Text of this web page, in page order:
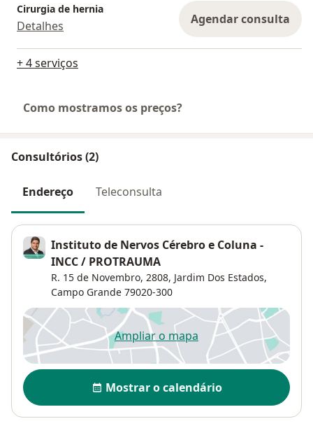
Cirurgia de hernia
Detalhes Agendar consulta
+ 4 serviços
Como mostramos os preços?
Consultórios (2)
Endereço Teleconsulta
Instituto de Nervos Cérebro e Coluna -
INCC / PROTRAUMA
R. 15 de Novembro, 2808, Jardim Dos Estados,
Campo Grande 79020-300
Ampliar o mapaabre num novo separador
Disponibilidade
Mostrar o calendário